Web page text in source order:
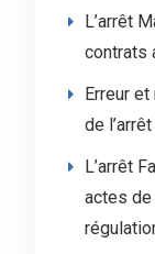
L’arrêt
contrats
Erreur
de
L’arrêt
actes